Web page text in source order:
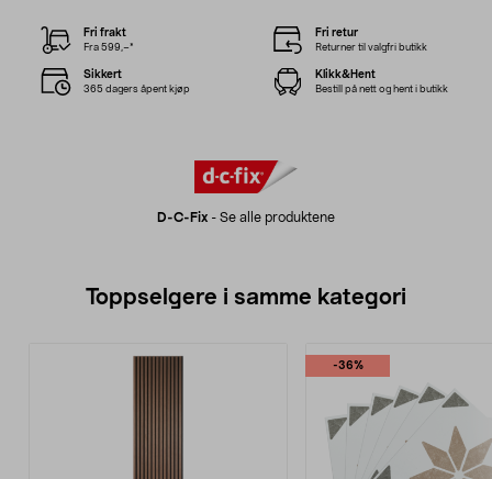
D-C-Fix - Se alle produktene
Fri frakt
Fra 599,–*
Fri retur
Returner til valgfri butikk
Sikkert
365 dagers åpent kjøp
Klikk&Hent
Bestill på nett og hent i butikk
Toppselgere i samme kategori
-36%